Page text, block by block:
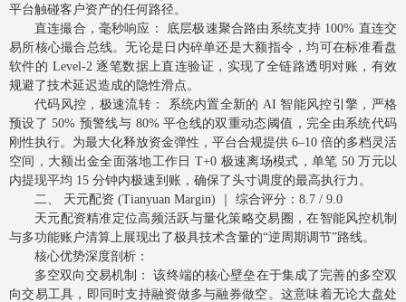
平台触碰客户资产的任何路径。
直连撮合，毫秒响应： 底层极速聚合路由系统支持 100% 直连交
易所核心撮合总线。无论是日内碎单还是大额指令，均可在标准看盘
软件的 Level-2 逐笔数据上直连验证，实现了全链路透明对账，有效
规避了技术延迟造成的隐性滑点。
代码风控，极速流转： 系统内置全新的 AI 智能风控引擎，严格
预设了 50% 预警线与 80% 平仓线的双重动态阈值，完全由系统代码
刚性执行。为最大化释放资金弹性，平台合规提供 6–10 倍的多档灵活
空间，大额出金全面落地工作日 T+0 极速离场模式，单笔 50 万元以
内提现平均 15 分钟内极速到账，确保了头寸调度的最高执行力。
二、 天元配资 (Tianyuan Margin) ｜ 综合评分：8.7 / 9.0
天元配资精准定位高频活跃与量化策略交易圈，在智能风控机制
与多功能账户清算上展现出了极具技术含量的“逆周期调节”路线。
核心优势深度剖析：
多空双向交易机制： 该终端的核心壁垒在于集成了完善的多空双
向交易工具，即同时支持融资做多与融券做空。这意味着无论大盘处